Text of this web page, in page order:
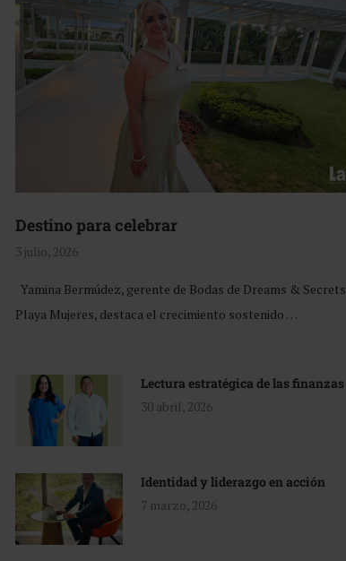
Destino para celebrar
3 julio, 2026
Yamina Bermúdez, gerente de Bodas de Dreams & Secrets
Playa Mujeres, destaca el crecimiento sostenido …
Lectura estratégica de las finanzas
30 abril, 2026
Identidad y liderazgo en acción
7 marzo, 2026